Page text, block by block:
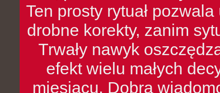
Ten prosty rytuał
drobne korekty, zanim
Trwały nawyk
efekt wielu małych
miesiącu. Dobra